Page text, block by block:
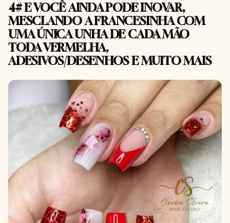
4# E VOCÊ AINDA PODE INOVAR,
MESCLANDO A FRANCESINHA COM
UMA ÚNICA UNHA DE CADA MÃO
TODA VERMELHA,
ADESIVOS/DESENHOS E MUITO MAIS